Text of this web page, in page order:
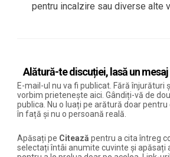
pentru incalzire sau diverse alte
Alătură-te discuției, lasă un mesaj
E-mail-ul nu va fi publicat. Fără înjurături
vorbim prietenește aici. Gândiți-vă de
publica. Nu o luați pe arătură doar
în față și nu o persoană reală.
Apăsați pe Citează pentru a cita întreg
selectați întâi anumite cuvinte și apăsați